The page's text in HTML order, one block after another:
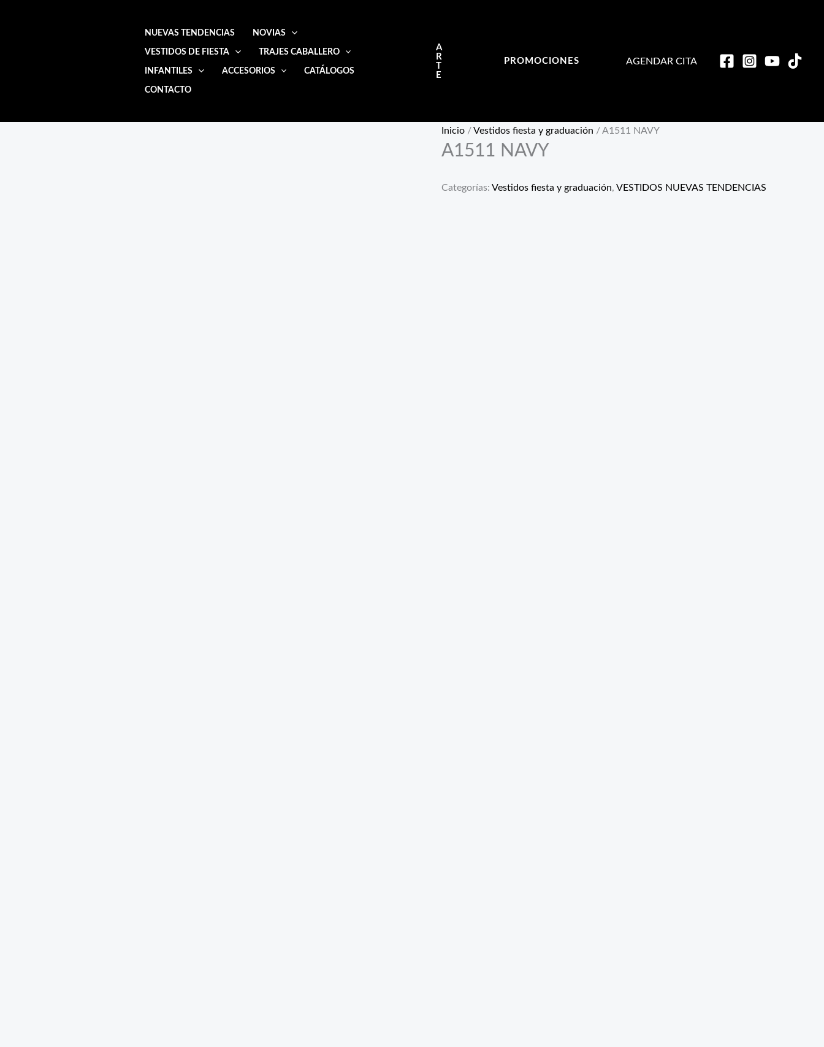
NUEVAS TENDENCIAS NOVIAS
VESTIDOS DE FIESTA TRAJES CABALLERO
INFANTILES ACCESORIOS CATÁLOGOS
CONTACTO
A
R
T
E
PROMOCIONES AGENDAR CITA
Inicio /Vestidos fiesta y graduación / A1511 NAVY
A1511 NAVY
Categorías: Vestidos fiesta y graduación, VESTIDOS NUEVAS TENDENCIAS